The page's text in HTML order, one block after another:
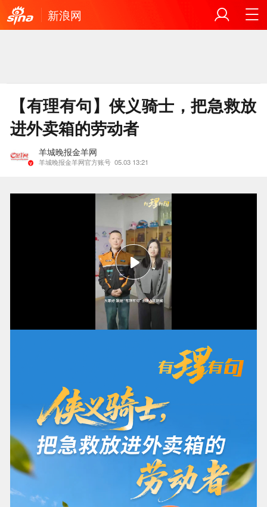
新浪网
【有理有句】侠义骑士，把急救放
进外卖箱的劳动者
羊城晚报金羊网
羊城晚报金羊网官方账号 05.03 13:21